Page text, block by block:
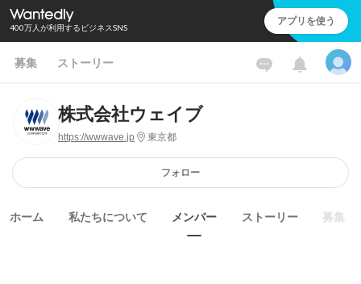
400万人が利用するビジネスSNS アプリを使う
募集 ストーリー
株式会社ウェイブ
https://wwwave.jp 東京都
フォロー
ホーム 私たちについて メンバー ストーリー 募集